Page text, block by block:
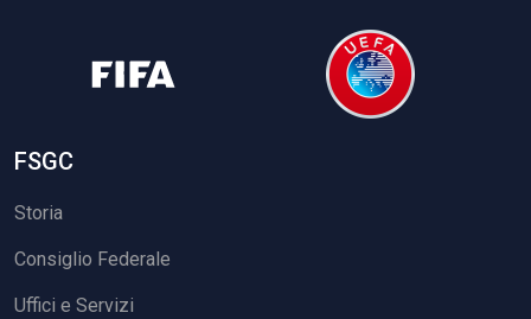
FSGC
Storia
Consiglio Federale
Uffici e Servizi